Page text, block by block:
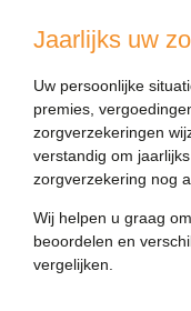
Jaarlijks uw
Uw persoonlijke
premies,
zorgverzekeringen
verstandig om
zorgverzekering nog
Wij helpen u graag
beoordelen en
vergelijken.